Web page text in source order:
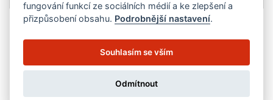
Zpracování cookies
Copyright © 2025. All Rights Reserved.
fungování funkcí ze sociálních médií a ke zlepšení a
přizpůsobení obsahu. Podrobnější nastavení.
Souhlasím se vším
Odmítnout